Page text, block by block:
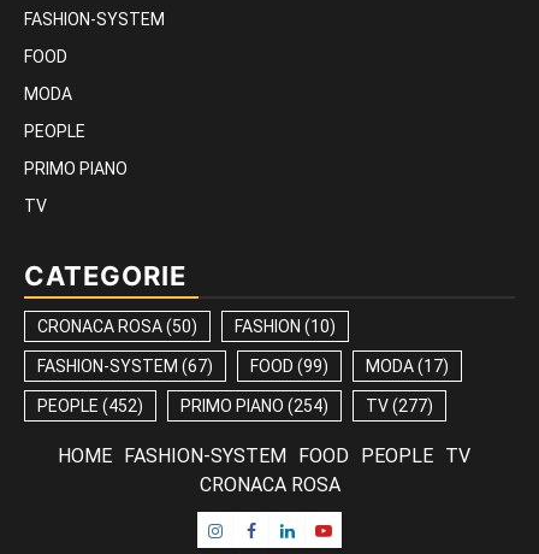
FASHION-SYSTEM
FOOD
MODA
PEOPLE
PRIMO PIANO
TV
CATEGORIE
CRONACA ROSA(50) FASHION (10)
FASHION-SYSTEM (67) FOOD (99) MODA(17)
PEOPLE (452) PRIMO PIANO (254) TV(277)
HOME FASHION-SYSTEM FOOD PEOPLE
TV
CRONACA ROSA
Instagram
Facebook
LinkedinYoutube